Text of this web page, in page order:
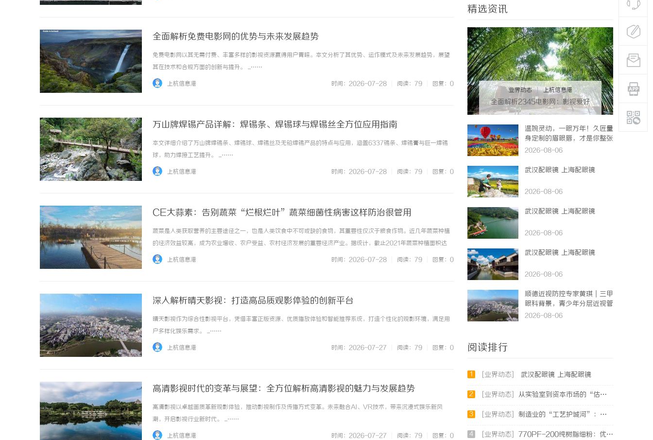
全面解析免费电影网的优势与未来发展趋势
免费电影网以其无需付费、丰富多样的影视资源赢得用户青睐。本文分析了其优势、运作模式及未来发展趋势，展望
其在技术和合规方面的创新与提升。 ...……
上杭信息港 时间：2026-07-28 阅读：79 回复：0
万山牌焊锡产品详解：焊锡条、焊锡球与焊锡丝全方位应用指南
本文详细介绍了万山牌焊锡条、焊锡球、焊锡丝及无铅焊锡产品的特点与应用，涵盖6337锡条、焊锡膏与巨一焊锡
球，助力焊接工艺提升。 ...……
上杭信息港 时间：2026-07-28 阅读：79 回复：0
CE大蒜素：告别蔬菜“烂根烂叶”蔬菜细菌性病害这样防治很管用
蔬菜是人类获取营养的主要途径之一，也是人类饮食中不可或缺的食物，其重要性仅次于粮食作物。近几年蔬菜种植
的经济效益较高，成为农业增收、农户受益、农村经济发展的重要经济产业。据统计，截止2021年蔬菜种植面积达
3.3亿亩，产量达7.8亿吨，种植面积和产量仍有增长趋势。数据源于国家统计局随着异常天气频发、土壤过渡利用、
上杭信息港 时间：2026-07-28 阅读：79 回复：0
深入解析晴天影视：打造高品质观影体验的创新平台
晴天影视作为综合性影视平台，凭借丰富正版资源、优质播放体验和智能推荐系统，打造个性化的观影环境，满足用
户多样化娱乐需求。 ...……
上杭信息港 时间：2026-07-27 阅读：79 回复：0
高清影视时代的变革与展望：全方位解析高清影视的魅力与发展趋势
高清影视以卓越画质革新观影体验，推动影视制作及传播方式变革。未来融合AI、VR技术，带来沉浸式娱乐新风
潮，开启影视行业新时代。 ...……
上杭信息港 时间：2026-07-27 阅读：79 回复：0
精选资讯
业界动态 | 上杭信息港
全面解析2345电影网：影视爱好
者的观影首选平台详解
温婉灵动，一眼万年！久匠量
身定制的眉眼唇，才是你整张
脸的点睛之笔！淡颜系女生的
2026-08-06
武汉配眼镜 上海配眼镜
2026-08-06
武汉配眼镜 上海配眼镜
2026-08-06
武汉配眼镜 上海配眼镜
2026-08-06
顺德近视防控专家黄琪｜三甲
眼科背景，青少年分层近视管
理医
2026-08-06
阅读排行
1 [业界动态] 武汉配眼镜 上海配眼镜
2 [业界动态] 从实验室到资本市场的“估值倍增器”：专利律师如何重塑硬科技企业的融资逻辑
3 [业界动态] 制造业的“工艺护城河”：商业秘密律师如何守住车间里的“Know-how”
4 [业界动态] 770PF-200纯树脂细粉：优质材料的全貌与应用